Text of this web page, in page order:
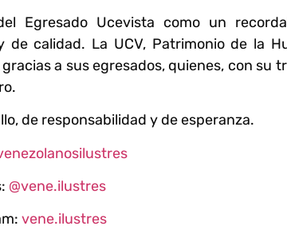
Egresado Ucevista como un
calidad. La UCV, Patrimonio de la
a sus egresados, quienes, con su
de responsabilidad y de esperanza.
@vene.ilustres
vene.ilustres